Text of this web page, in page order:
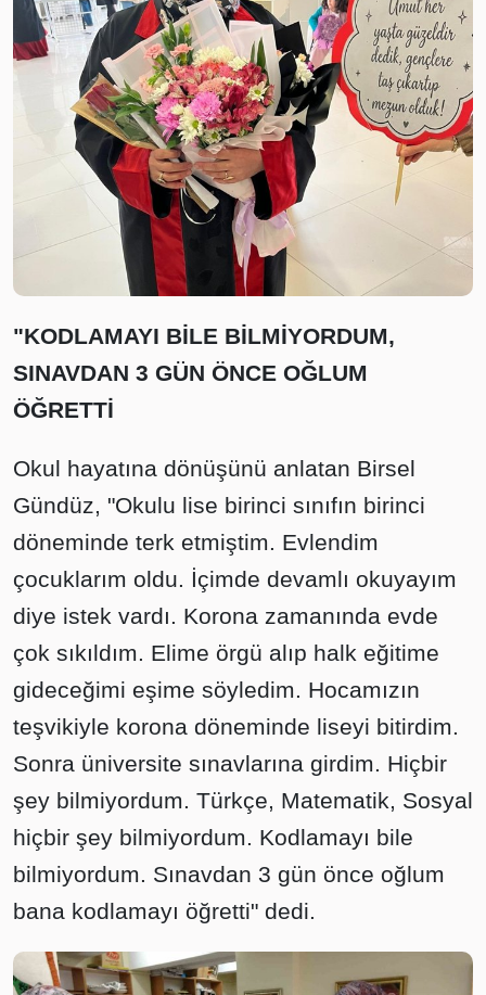
"KODLAMAYI BİLE BİLMİYORDUM,
SINAVDAN 3 GÜN ÖNCE OĞLUM
ÖĞRETTİ
Okul hayatına dönüşünü anlatan Birsel
Gündüz, "Okulu lise birinci sınıfın birinci
döneminde terk etmiştim. Evlendim
çocuklarım oldu. İçimde devamlı okuyayım
diye istek vardı. Korona zamanında evde
çok sıkıldım. Elime örgü alıp halk eğitime
gideceğimi eşime söyledim. Hocamızın
teşvikiyle korona döneminde liseyi bitirdim.
Sonra üniversite sınavlarına girdim. Hiçbir
şey bilmiyordum. Türkçe, Matematik, Sosyal
hiçbir şey bilmiyordum. Kodlamayı bile
bilmiyordum. Sınavdan 3 gün önce oğlum
bana kodlamayı öğretti" dedi.